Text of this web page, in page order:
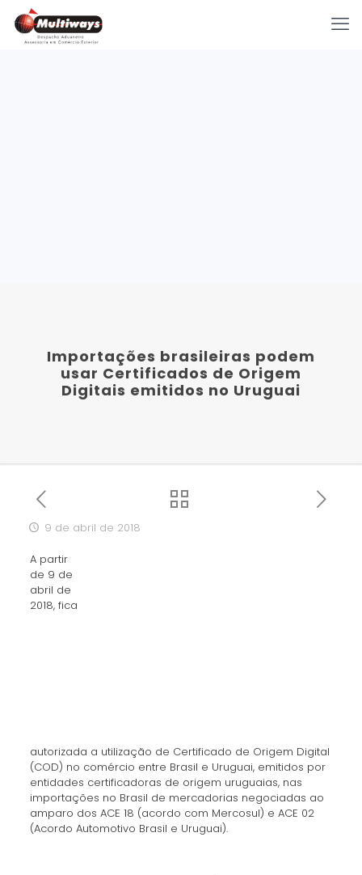
Importações brasileiras podem
usar Certificados de Origem
Digitais emitidos no Uruguai
9 de abril de 2018
A partir
de 9 de
abril de
2018, fica
autorizada a utilização de Certificado de Origem Digital
(COD) no comércio entre Brasil e Uruguai, emitidos por
entidades certificadoras de origem uruguaias, nas
importações no Brasil de mercadorias negociadas ao
amparo dos ACE 18 (acordo com Mercosul) e ACE 02
(Acordo Automotivo Brasil e Uruguai).